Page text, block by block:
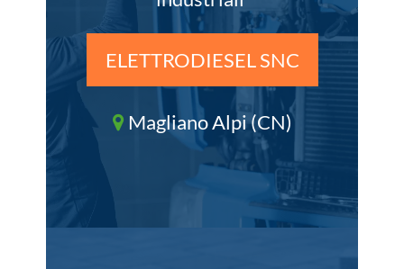
ELETTRODIESEL SNC
Magliano Alpi (CN)